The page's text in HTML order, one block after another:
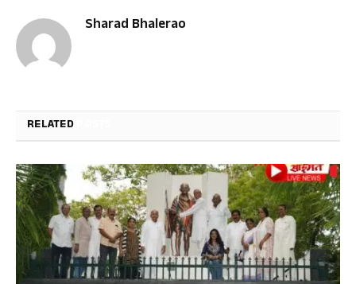
Sharad Bhalerao
RELATED